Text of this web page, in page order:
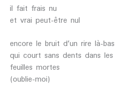
il fait frais nu
et vrai peut-être nul
encore le bruit d’un rire là-bas
qui court sans dents dans les
feuilles mortes
(oublie-moi)